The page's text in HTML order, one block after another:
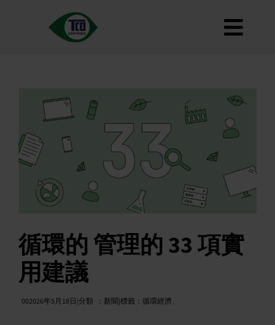
切
導
覽
如何使用
道路地圖
Product Finder
聯繫我們
通訊
我的帳戶
中文 (繁體)
循環的 管理的 33 項實
用建議
002026年5月18日|分類 ： 新聞|標籤： 循環經濟、